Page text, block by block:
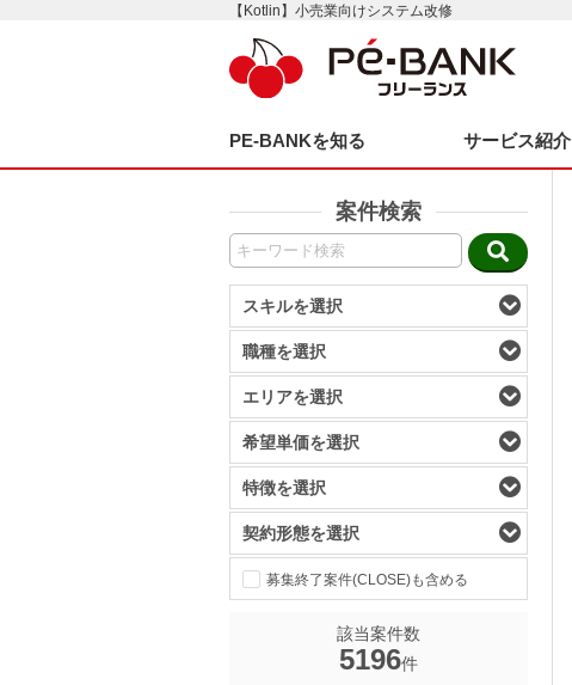
【Kotlin】小売業向けシステム改修
PE-BANKを知る サービス紹介
案件検索
スキルを選択
職種を選択
エリアを選択
希望単価を選択
特徴を選択
契約形態を選択
募集終了案件(CLOSE)も含める
該当案件数
5196件